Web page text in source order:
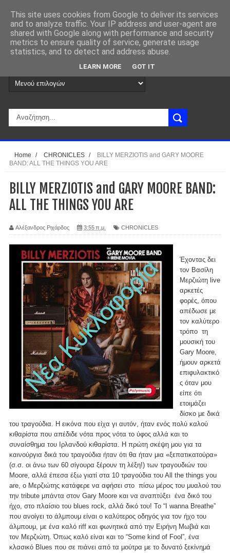
Home / CHRONICLES /
BILLY MERZIOTIS and GARY MOORE
BAND: ALL THE THINGS YOU ARE
BILLY MERZIOTIS and GARY MOORE BAND:
ALL THE THINGS YOU ARE
Αλέξανδρος Ριχάρδος 3:55 π.μ. CHRONICLES
Έχοντας δει
τον Βασίλη
Μερζιώτη live
αρκετές
φορές, όπου
απέδωσε με
τον καλύτερο
τρόπο τη
μουσική του
Gary Moore,
ήμουν αρκετά
επιφυλακτικό
ς όταν μου
είπε ότι
ετοιμάζει
δίσκο με δικά
του τραγούδια. Η εικόνα που είχα γι αυτόν, ήταν ενός πολύ καλού
κιθαρίστα που απέδιδε νότα προς νότα το ύφος αλλά και το
συναίσθημα του Ιρλανδού κιθαρίστα. Η πρώτη σκέψη μου για τα
καινούργια δικά του τραγούδια ήταν ότι θα ήταν μια «ξεπατικατούρα»
(σ.σ. οι άνω των 60 σίγουρα ξέρουν τη λέξη!) των τραγουδιών του
Moore, αλλά έπεσα έξω γιατί στα 10 τραγούδια του Αll the things you
are, ο Μερζιώτης κατάφερε να αφήσει στο πίσω μέρος του μυαλού του
την tribute μπάντα στον Gary Moore και να αναπτύξει ένα δικό του
ήχο, στο πλαίσιο του blues rock, αλλά δικό του! Το “I wanna Breathe”
που ανοίγει το άλμπουμ είναι ο καλύτερος οδηγός για τον ήχο του
άλμπουμ, με ένα καλό riff και φωνητικά από την Ειρήνη Μωβιά και
τον Μερζιώτη. Όπως καλό είναι και το “Some kind of Fool”, ένα
κλασικό Blues που σε πιάνει από τα μούτρα με το δυνατό ξεκίνημά
This site uses cookies from Google to deliver its services
and to analyze traffic. Your IP address and user-agent are
shared with Google along with performance and security
metrics to ensure quality of service, generate usage
statistics, and to detect and address abuse.
LEARN MORE GOT IT